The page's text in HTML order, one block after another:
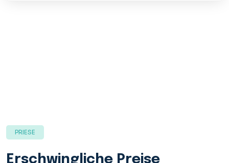
PRIESE
Erschwingliche Preise